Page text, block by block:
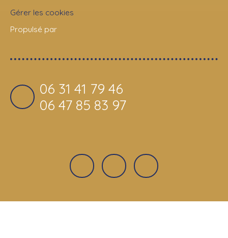
Gérer les cookies
Propulsé par
06 31 41 79 46
06 47 85 83 97